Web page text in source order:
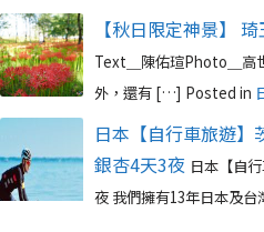
【秋日限定神景】
Text＿陳佑瑄Photo＿高
外，還有 […] Posted in
日本【自行車旅遊】
銀杏4天3夜 日本【自
夜 我們擁有13年日本及